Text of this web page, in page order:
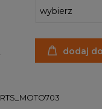
dodaj
RTS_MOTO703